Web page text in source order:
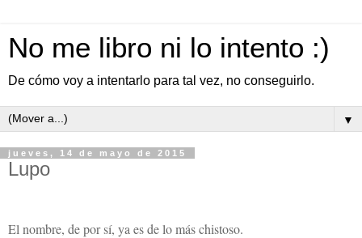
No me libro ni lo intento :)
De cómo voy a intentarlo para tal vez, no conseguirlo.
▼
jueves, 14 de mayo de 2015
Lupo
El nombre, de por sí, ya es de lo más chistoso.